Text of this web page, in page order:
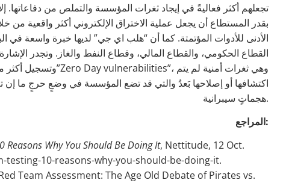
تجعلهم أكثر فعاليةً في إيجاد ثغرات المؤسسة والتملص من دفاعاتها.
بقدر المستطاع أن يجعل عملية الاختراق الإلكتروني أكثر واقعية من
الأدنى للأدوات المؤتمتة. كما أن “هلب اي جي” لديها خبرة واسعة في
القطاع الحكومي، والقطاع المالي، وقطاع النفط والغاز. وتجدر
اكتشافها أو إصلاحها بَعدُ والتي قد تضع المؤسسة في وضعٍ حرجٍ ما
هجماتٍ سيبرانية.
المراجع:
Reasons Why You Should Be Doing It, Nettitude, 12 Oct.
10-reasons-why-you-should-be-doing-it.
Team Assessment: The Age Old Debate of Pirates vs.